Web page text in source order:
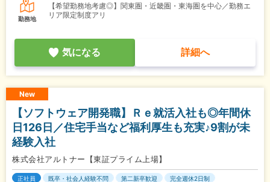
勤務地
【希望勤務地考慮◎】関東圏・近畿圏・東海圏を中心／勤務エ
リア限定制度アリ
気になる 詳細へ
New
【ソフトウェア開発職】Ｒｅ就活入社も◎年間休
日126日／住宅手当など福利厚生も充実♪9割が未
経験入社
株式会社アルトナー【東証プライム上場】
正社員 既卒・社会人経験不問 第二新卒歓迎 完全週休2日制